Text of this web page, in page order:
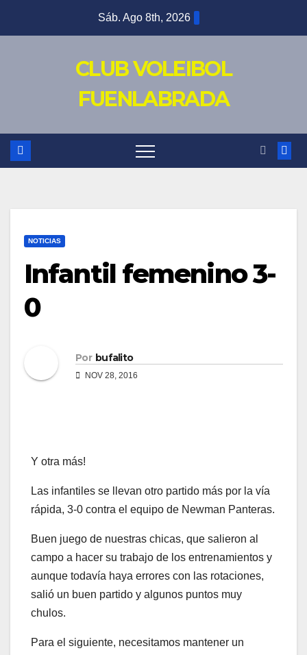
Sáb. Ago 8th, 2026
CLUB VOLEIBOL
FUENLABRADA
NOTICIAS
Infantil femenino 3-
0
Por bufalito
NOV 28, 2016
Y otra más!
Las infantiles se llevan otro partido más por la vía
rápida, 3-0 contra el equipo de Newman Panteras.
Buen juego de nuestras chicas, que salieron al
campo a hacer su trabajo de los entrenamientos y
aunque todavía haya errores con las rotaciones,
salió un buen partido y algunos puntos muy
chulos.
Para el siguiente, necesitamos mantener un